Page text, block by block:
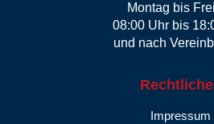
Montag bis
08:00 Uhr bis
und nach
Impressum